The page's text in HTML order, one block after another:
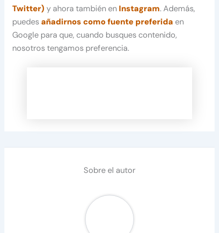
Twitter) y ahora también en Instagram. Además,
puedesañadirnos como fuente preferida en
Google para que, cuando busques contenido,
nosotros tengamos preferencia.
Sobre el autor